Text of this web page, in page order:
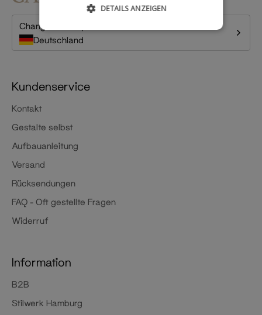
Change country
Deutschland
Kundenservice
Kontakt
Gestalte selbst
Aufbauanleitung
Versand
Rücksendungen
FAQ - Oft gestellte Fragen
Widerruf
Information
B2B
Stilwerk Hamburg
DETAILS ANZEIGEN